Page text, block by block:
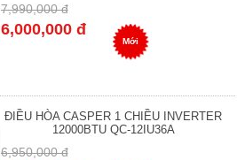
7,990,000 đ
6,000,000 đ
Mới
ĐIỀU HÒA CASPER 1 CHIỀU INVERTER
12000BTU QC-12IU36A
6,950,000 đ